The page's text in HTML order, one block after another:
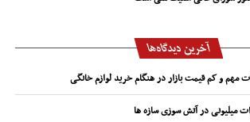
آخرین دیدگاه‌ها
مهم و کم قیمت بازار در هنگام خرید لوازم خانگی
میلیونی در آتش سوزی سازه ها